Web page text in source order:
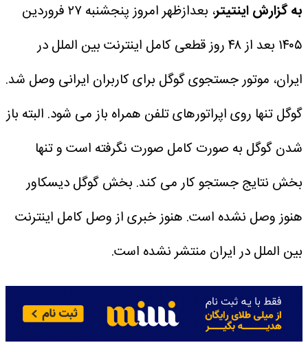
به گزارش اینتیتر
،‌ بعدازظهر امروز پنجشنبه ۲۷ فروردین
۱۴۰۵ بعد از ۴۸ روز قطعی کامل اینترنت بین الملل در
ایران، موتور جستجوی گوگل برای کاربران ایرانی وصل شد.
گوگل تنها روی اپراتورهای تلفن همراه باز می شود. البته باز
شدن گوگل به صورت کامل صورت نگرفته است و تنها
بخش نتایج جستجو کار می کند. بخش گوگل دیسکاور
هنوز وصل نشده است. هنوز خبری از وصل کامل اینترنت
بین الملل در ایران منتشر نشده است.